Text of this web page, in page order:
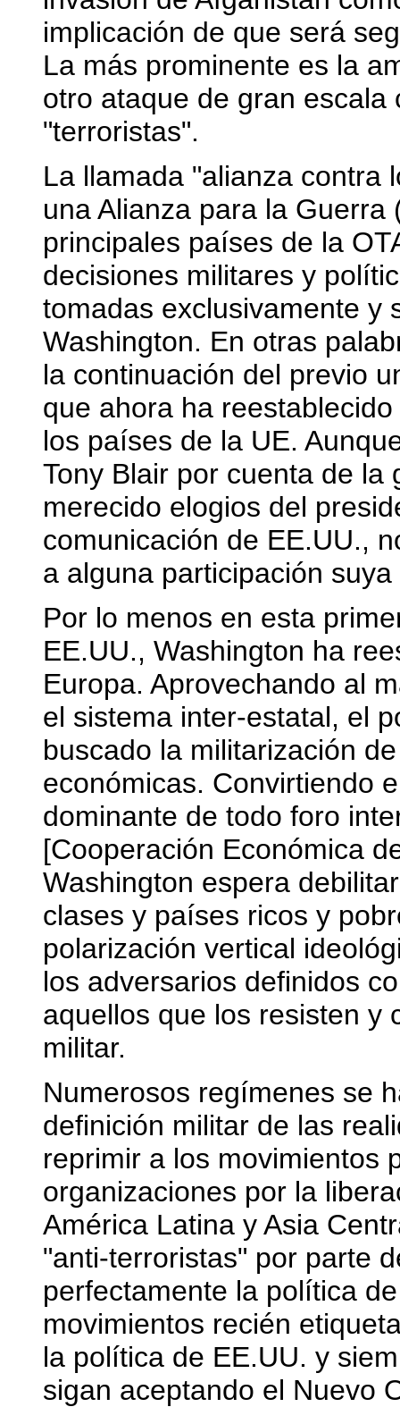
implicación de que será
La más prominente es la
otro ataque de gran
"terroristas".
La llamada "alianza contra
una Alianza para la
principales países de la
decisiones militares y
tomadas exclusivamente y
Washington. En otras
la continuación del previo
que ahora ha
los países de la UE.
Tony Blair por cuenta de la
merecido elogios del
comunicación de EE.UU.,
a alguna participación
Por lo menos en esta
EE.UU., Washington ha
Europa. Aprovechando al
el sistema inter-estatal, el
buscado la militarización
económicas. Convirtiendo
dominante de todo foro
[Cooperación Económica
Washington espera
clases y países ricos y
polarización vertical
los adversarios definidos
aquellos que los resisten y
militar.
Numerosos regímenes se
definición militar de las
reprimir a los movimientos
organizaciones por la
América Latina y Asia
"anti-terroristas" por parte
perfectamente la política
movimientos recién
la política de EE.UU. y
sigan aceptando el Nuevo